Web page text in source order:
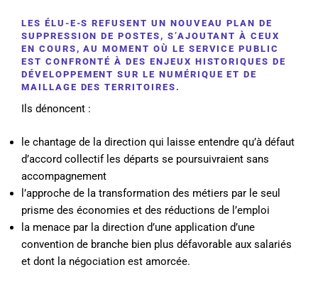
LES ÉLU-E-S REFUSENT UN NOUVEAU PLAN DE
SUPPRESSION DE POSTES, S’AJOUTANT À CEUX
EN COURS, AU MOMENT OÙ LE SERVICE PUBLIC
EST CONFRONTÉ À DES ENJEUX HISTORIQUES DE
DÉVELOPPEMENT SUR LE NUMÉRIQUE ET DE
MAILLAGE DES TERRITOIRES.
Ils dénoncent :
le chantage de la direction qui laisse entendre qu’à défaut
d’accord collectif les départs se poursuivraient sans
accompagnement
l’approche de la transformation des métiers par le seul
prisme des économies et des réductions de l’emploi
la menace par la direction d’une application d’une
convention de branche bien plus défavorable aux salariés
et dont la négociation est amorcée.